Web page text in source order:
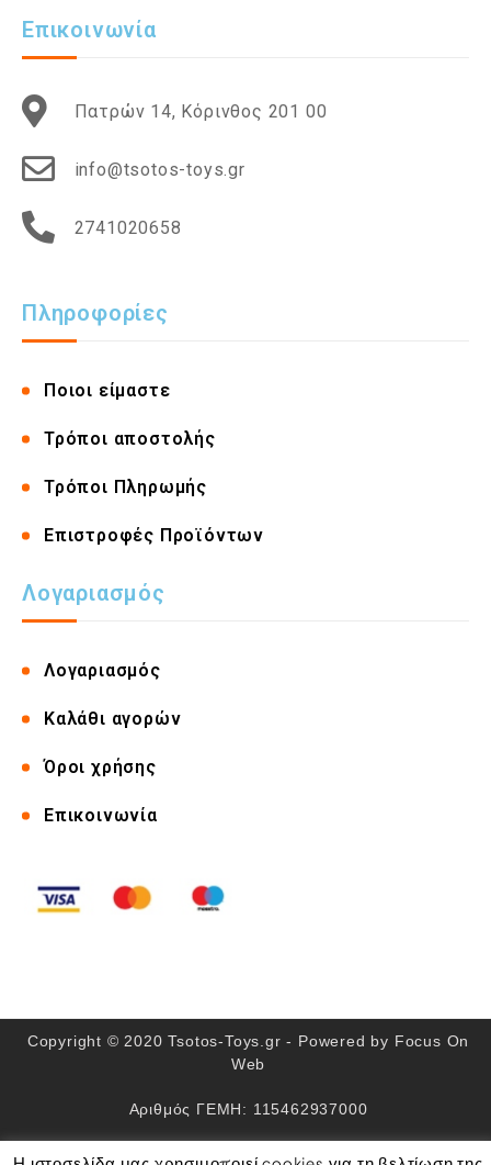
Επικοινωνία
Πατρών 14, Κόρινθος 201 00
info@tsotos-toys.gr
2741020658
Πληροφορίες
Ποιοι είμαστε
Τρόποι αποστολής
Τρόποι Πληρωμής
Επιστροφές Προϊόντων
Λογαριασμός
Λογαριασμός
Καλάθι αγορών
Όροι χρήσης
Επικοινωνία
Copyright © 2020 Tsotos-Toys.gr - Powered by Focus On
Web
Αριθμός ΓΕΜΗ: 115462937000